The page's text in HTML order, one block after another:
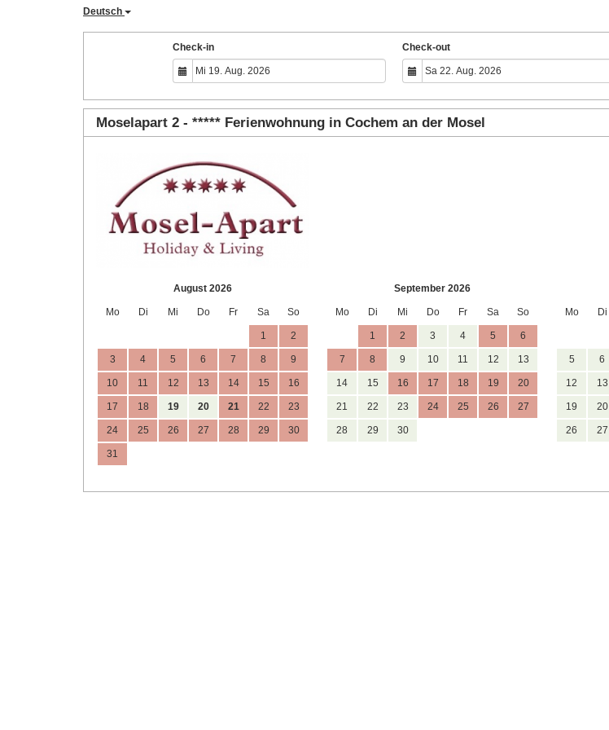
Deutsch
Check-in Check-out
Moselapart 2 - ***** Ferienwohnung in Cochem an der Mosel
August 2026
Mo Di Mi Do Fr Sa So
1 2
3 4 5 6 7 8 9
10 11 12 13 14 15 16
17 18 19 20 21 22 23
24 25 26 27 28 29 30
31
September 2026
Mo Di Mi Do Fr Sa So
1 2 3 4 5 6
7 8 9 10 11 12 13
14 15 16 17 18 19 20
21 22 23 24 25 26 27
28 29 30
Mo Di
5 6
12 13
19 20
26 27